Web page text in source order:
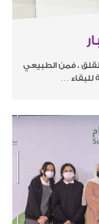
، فمن الطبيعي
…